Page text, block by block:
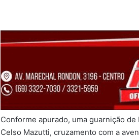
Conforme apurado, uma guarnição
Celso Mazutti, cruzamento com a